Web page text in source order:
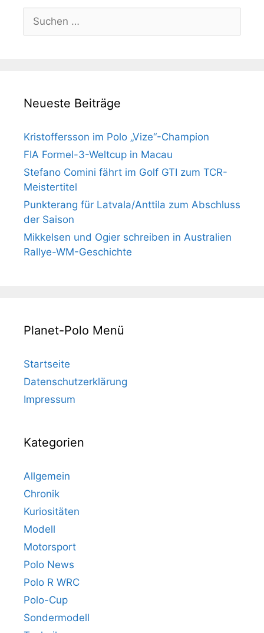
Suchen
nach:
Neueste Beiträge
Kristoffersson im Polo „Vize“-Champion
FIA Formel-3-Weltcup in Macau
Stefano Comini fährt im Golf GTI zum TCR-
Meistertitel
Punkterang für Latvala/Anttila zum Abschluss
der Saison
Mikkelsen und Ogier schreiben in Australien
Rallye-WM-Geschichte
Planet-Polo Menü
Startseite
Datenschutzerklärung
Impressum
Kategorien
Allgemein
Chronik
Kuriositäten
Modell
Motorsport
Polo News
Polo R WRC
Polo-Cup
Sondermodell